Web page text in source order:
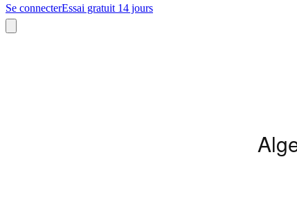
Se connecterEssai gratuit 14 jours